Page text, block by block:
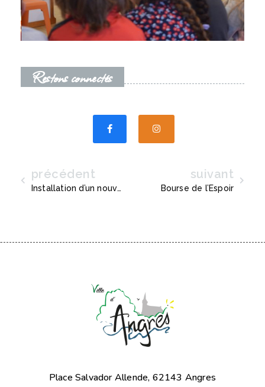
Restons connectés
Précédent
précédent
Installation d’un nouvel entrepreneur : GBND Services
suivant
Bourse de l’Espoir
Place Salvador Allende, 62143 Angres